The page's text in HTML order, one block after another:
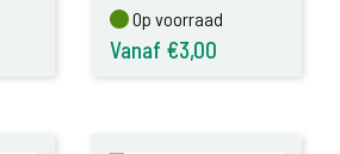
Op voorraad
Op voorraad
Vanaf €3,00